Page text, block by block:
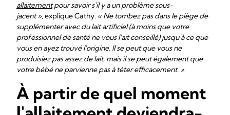
allaitementpour savoir s'il y a un problème sous-
jacent »,explique Cathy. « Ne tombez pas dans le piège de
supplémenter avec du lait artificiel (à moins que votre
professionnel de santé ne vous l'ait conseillé) jusqu'à ce que
vous en ayez trouvé l'origine. Il se peut que vous ne
produisiez pas assez de lait, mais il se peut également que
votre bébé ne parvienne pas à téter efficacement. »
À partir de quel moment